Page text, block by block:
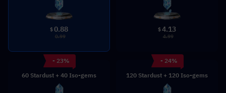
$0.88
0.99
$4.13
4.99
- 23%
60 Stardust + 40 Iso-gems
- 24%
120 Stardust + 120 Iso-gems